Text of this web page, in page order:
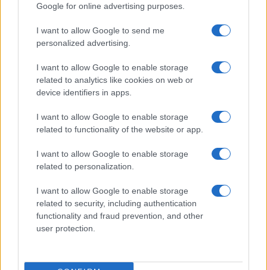
Google for online advertising purposes.
I want to allow Google to send me
personalized advertising.
I want to allow Google to enable storage
related to analytics like cookies on web or
device identifiers in apps.
I want to allow Google to enable storage
related to functionality of the website or app.
I want to allow Google to enable storage
related to personalization.
I want to allow Google to enable storage
related to security, including authentication
functionality and fraud prevention, and other
user protection.
O greșeală… ajutătoare
„Uneori, o greșeală poate fi tot ce e necesar pentru o
realizare valoroasă.” — Henry Ford
succes